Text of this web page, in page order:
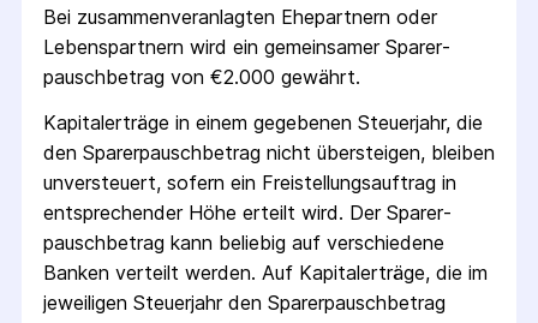
Bei zusammenveranlagten Ehepartnern oder
Lebenspartnern wird ein gemeinsamer Sparer­
pausch­betrag von €2.000 gewährt.
Kapitalerträge in einem gegebenen Steuerjahr, die
den Sparer­pausch­betrag nicht übersteigen, bleiben
unversteuert, sofern ein Freistellungs­auftrag in
entsprechender Höhe erteilt wird. Der Sparer­
pausch­betrag kann beliebig auf verschiedene
Banken verteilt werden. Auf Kapitalerträge, die im
jeweiligen Steuerjahr den Sparer­pausch­betrag